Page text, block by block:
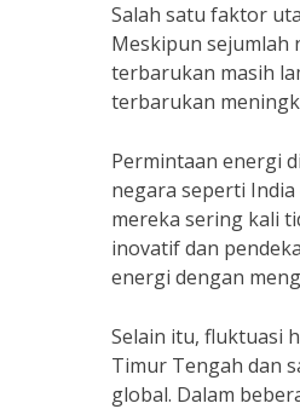
Salah satu faktor
Meskipun sejumlah
terbarukan masih
terbarukan
Permintaan energi
negara seperti
mereka sering kali
inovatif dan
energi dengan
Selain itu, fluktuasi
Timur Tengah dan
global. Dalam